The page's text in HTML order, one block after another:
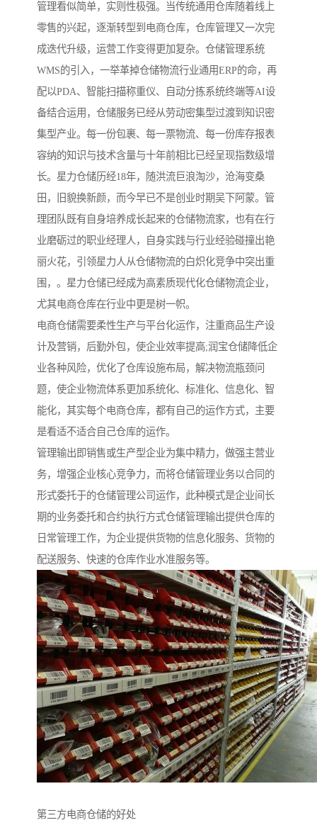
管理看似简单，实则性极强。当传统通用仓库随着线上
零售的兴起，逐渐转型到电商仓库，仓库管理又一次完
成迭代升级，运营工作变得更加复杂。仓储管理系统
WMS的引入，一举革掉仓储物流行业通用ERP的命，再
配以PDA、智能扫描称重仪、自动分拣系统终端等AI设
备结合运用，仓储服务已经从劳动密集型过渡到知识密
集型产业。每一份包裹、每一票物流、每一份库存报表
容纳的知识与技术含量与十年前相比已经呈现指数级增
长。星力仓储历经18年，随洪流巨浪淘沙，沧海变桑
田，旧貌换新颜，而今早已不是创业时期吴下阿蒙。管
理团队既有自身培养成长起来的仓储物流家，也有在行
业磨砺过的职业经理人，自身实践与行业经验碰撞出艳
丽火花，引领星力人从仓储物流的白炽化竞争中突出重
围，。星力仓储已经成为高素质现代化仓储物流企业，
尤其电商仓库在行业中更是树一帜。
电商仓储需要柔性生产与平台化运作，注重商品生产设
计及营销，后勤外包，使企业效率提高;润宝仓储降低企
业各种风险，优化了仓库设施布局，解决物流瓶颈问
题，使企业物流体系更加系统化、标准化、信息化、智
能化，其实每个电商仓库，都有自己的运作方式，主要
是看适不适合自己仓库的运作。
管理输出即销售或生产型企业为集中精力，做强主营业
务，增强企业核心竞争力，而将仓储管理业务以合同的
形式委托于的仓储管理公司运作，此种模式是企业间长
期的业务委托和合约执行方式仓储管理输出提供仓库的
日常管理工作，为企业提供货物的信息化服务、货物的
配送服务、快速的仓库作业水准服务等。
第三方电商仓储的好处